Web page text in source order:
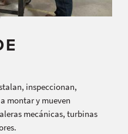
inspeccionan,
montar y mueven
mecánicas, turbinas